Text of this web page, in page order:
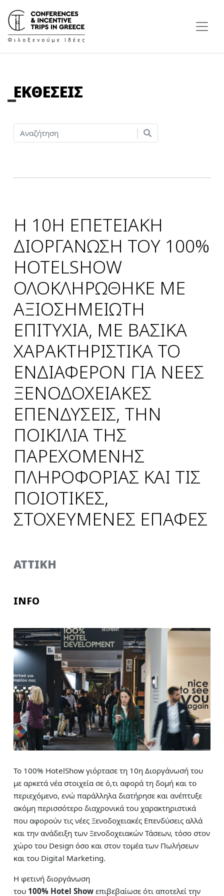
ΕΚΘΕΣΕΙΣ
Η 10Η ΕΠΕΤΕΙΑΚΗ
ΔΙΟΡΓΑΝΩΣΗ ΤΟΥ 100%
HOTELSHOW
ΟΛΟΚΛΗΡΩΘΗΚΕ ΜΕ
ΑΞΙΟΣΗΜΕΙΩΤΗ
ΕΠΙΤΥΧΙΑ, ΜΕ ΒΑΣΙΚΑ
ΧΑΡΑΚΤΗΡΙΣΤΙΚΑ ΤΟ
ΕΝΔΙΑΦΕΡΟΝ ΓΙΑ ΝΕΕΣ
ΞΕΝΟΔΟΧΕΙΑΚΕΣ
ΕΠΕΝΔΥΣΕΙΣ, ΤΗΝ
ΠΟΙΚΙΛΙΑ ΤΗΣ
ΠΑΡΕΧΟΜΕΝΗΣ
ΠΛΗΡΟΦΟΡΙΑΣ ΚΑΙ ΤΙΣ
ΠΟΙΟΤΙΚΕΣ,
ΣΤΟΧΕΥΜΕΝΕΣ ΕΠΑΦΕΣ
ATTIKH
INFO
Το 100% HotelShow γιόρτασε τη 10η Διοργάνωσή του
με αρκετά νέα στοιχεία σε ό,τι αφορά τη δομή και το
περιεχόμενο, ενώ παράλληλα διατήρησε και ανέπτυξε
ακόμη περισσότερο διαχρονικά του χαρακτηριστικά
που αφορούν τις νέες Ξενοδοχειακές Επενδύσεις αλλά
και την ανάδειξη των Ξενοδοχειακών Τάσεων, τόσο στον
χώρο του Design όσο και στον τομέα των Πωλήσεων
και του Digital Marketing.
Η φετινή διοργάνωση
του 100% Hotel Show επιβεβαίωσε ότι αποτελεί την